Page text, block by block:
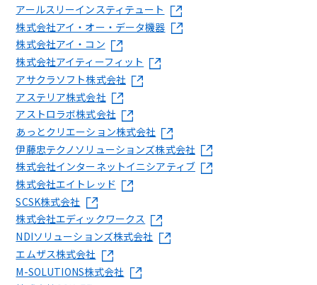
アールスリーインスティテュート
株式会社アイ・オー・データ機器
株式会社アイ・コン
株式会社アイティーフィット
アサクラソフト株式会社
アステリア株式会社
アストロラボ株式会社
あっとクリエーション株式会社
伊藤忠テクノソリューションズ株式会社
株式会社インターネットイニシアティブ
株式会社エイトレッド
SCSK株式会社
株式会社エディックワークス
NDIソリューションズ株式会社
エムザス株式会社
M-SOLUTIONS株式会社